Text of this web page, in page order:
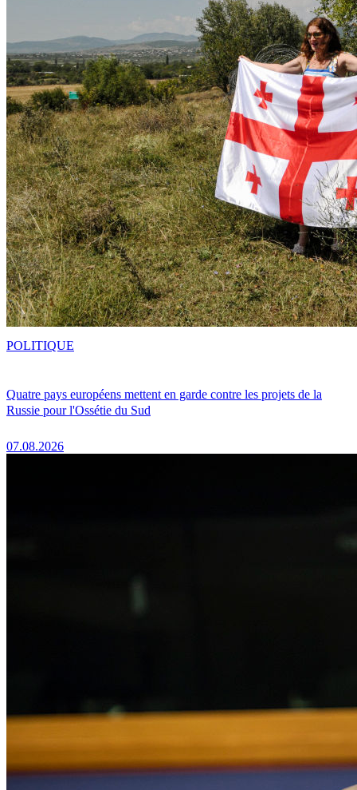
Quatre pays européens mettent en garde contre les projets de la
Russie pour l'Ossétie du Sud
07.08.2026
POLITIQUE